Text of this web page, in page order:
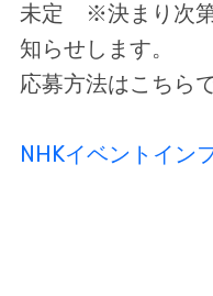
未定 ※決まり次第
知らせします。
応募方法はこちら
NHKイベントイン